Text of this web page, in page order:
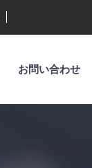
お問い合わせ